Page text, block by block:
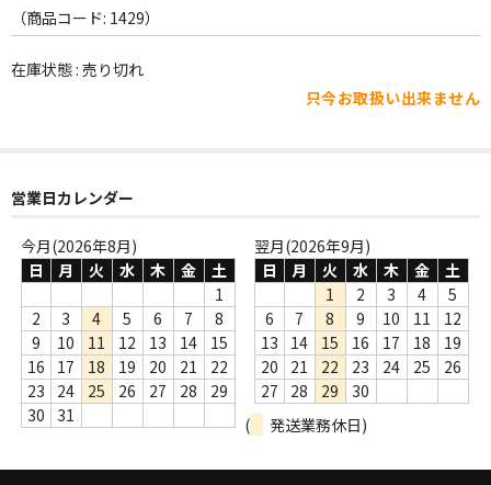
7INC
レア盤（1万円以上）
Webのみ no.3
Webのみ no.4
Help
送料
（商品コード: 1429）
在庫状態 : 売り切れ
只今お取扱い出来ません
営業日カレンダー
今月(2026年8月)
日
月 火 水 木 金
土
1
2
3 4 5 6 7
8
9
10 11 12 13 14
15
16
17 18 19 20 21
22
23
24 25 26 27 28
29
30
31
翌月(2026年9月)
日
月 火 水 木 金
土
1
2 3 4
5
6
7 8 9 10 11
12
13
14 15 16 17 18
19
20
21 22 23 24 25
26
27
28 29
30
(
発送業務休日)